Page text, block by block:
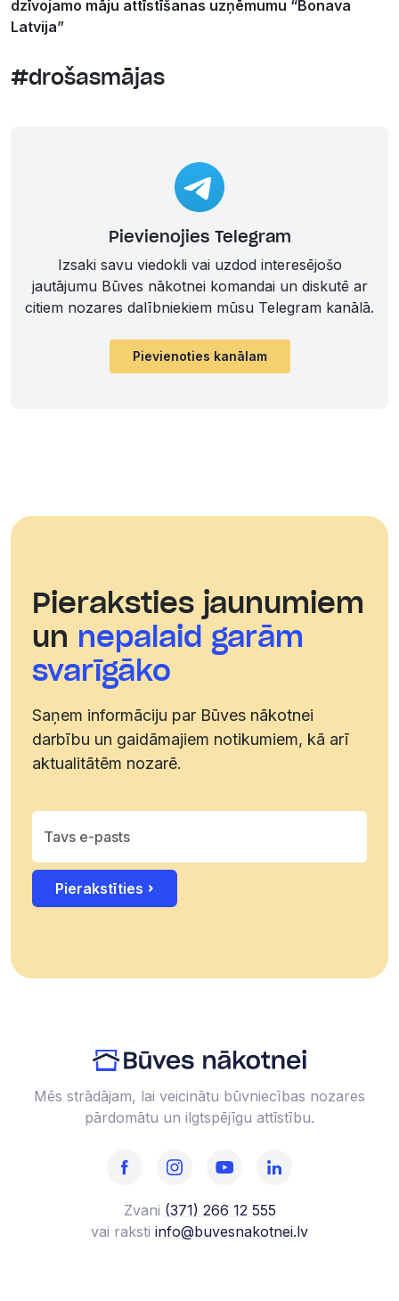
dzīvojamo māju attīstīšanas uzņēmumu “Bonava
Latvija”
#drošasmājas
Pievienojies Telegram
Izsaki savu viedokli vai uzdod interesējošo
jautājumu Būves nākotnei komandai un diskutē ar
citiem nozares dalībniekiem mūsu Telegram kanālā.
Pievienoties kanālam
Pieraksties jaunumiem
un nepalaid garām
svarīgāko
Saņem informāciju par Būves nākotnei
darbību un gaidāmajiem notikumiem, kā arī
aktualitātēm nozarē.
Pierakstīties
Mēs strādājam, lai veicinātu būvniecības nozares
pārdomātu un ilgtspējīgu attīstību.
Zvani (371) 266 12 555‬
vai raksti info@buvesnakotnei.lv